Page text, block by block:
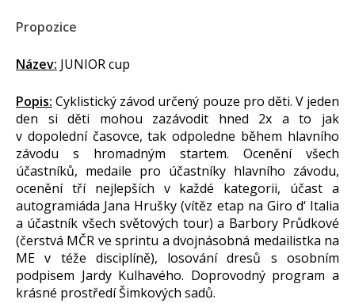
Propozice
Název: JUNIOR cup
Popis: Cyklistický závod určený pouze pro děti. V jeden
den si děti mohou zazávodit hned 2x a to jak
v dopolední časovce, tak odpoledne během hlavního
závodu s hromadným startem. Ocenění všech
účastníků, medaile pro účastníky hlavního závodu,
ocenění tří nejlepších v každé kategorii, účast a
autogramiáda Jana Hrušky (vítěz etap na Giro d‘ Italia
a účastník všech světových tour) a Barbory Průdkové
(čerstvá MČR ve sprintu a dvojnásobná medailistka na
ME v téže disciplíně), losování dresů s osobním
podpisem Jardy Kulhavého. Doprovodný program a
krásné prostředí Šimkových sadů.